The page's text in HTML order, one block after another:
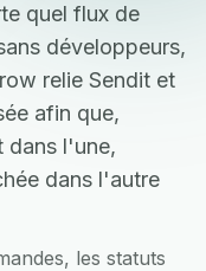
quel flux de
développeurs,
relie Sendit et
afin que,
dans l'une,
dans l'autre
les statuts